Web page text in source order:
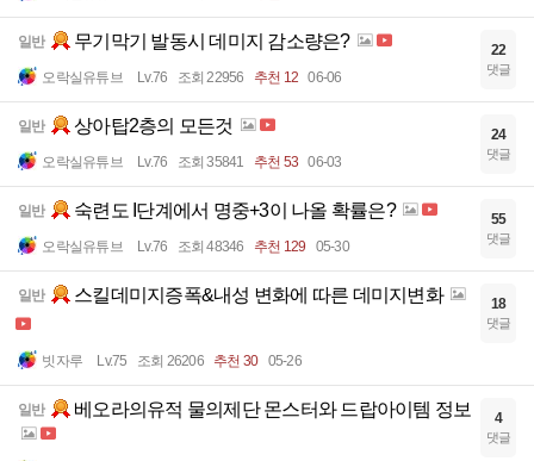
일반 무기막기 발동시 데미지 감소량은?
오락실유튜브 Lv.76 조회 22956 추천 12 06-06
22
댓글
일반 상아탑2층의 모든것
오락실유튜브 Lv.76 조회 35841 추천 53 06-03
24
댓글
일반 숙련도 I단계에서 명중+3이 나올 확률은?
오락실유튜브 Lv.76 조회 48346 추천 129 05-30
55
댓글
일반 스킬데미지증폭&내성 변화에 따른 데미지변화
빗자루 Lv.75 조회 26206 추천 30 05-26
18
댓글
일반 베오라의유적 물의제단 몬스터와 드랍아이템 정보 4
댓글